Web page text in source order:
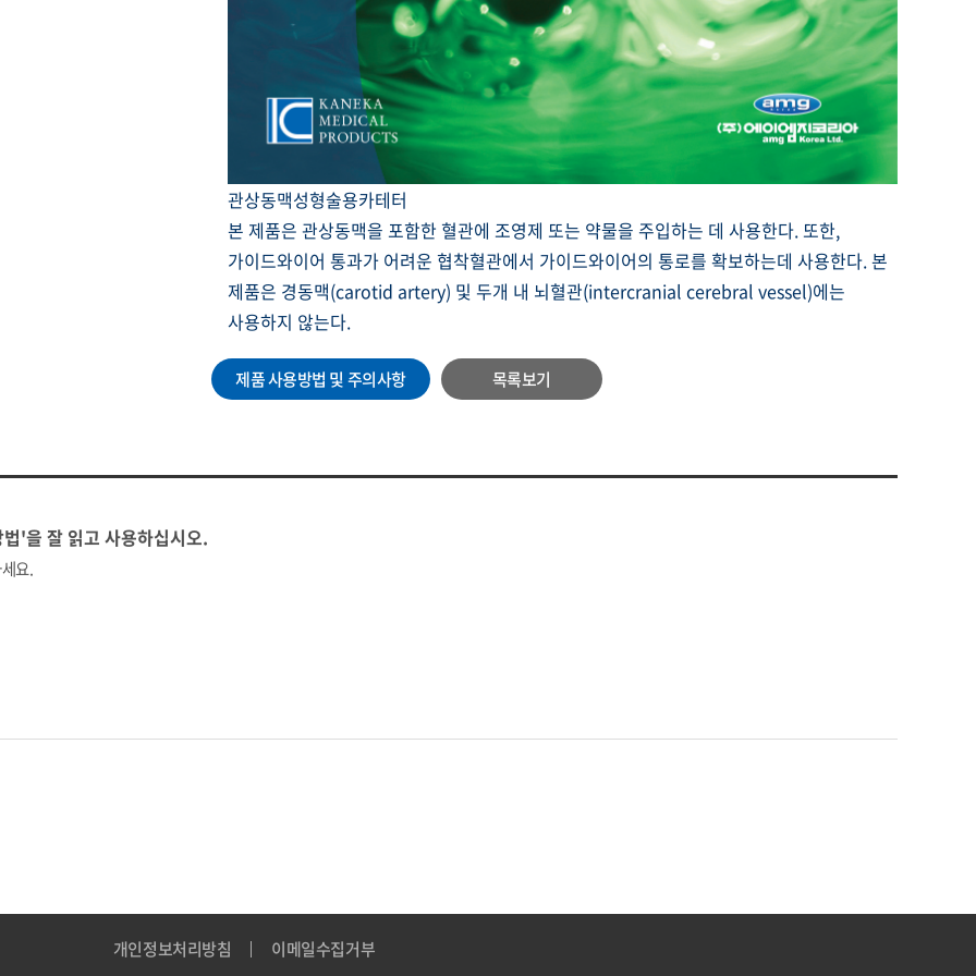
관상동맥성형술용카테터
본 제품은 관상동맥을 포함한 혈관에 조영제 또는 약물을 주입하는 데 사용한다. 또한,
가이드와이어 통과가 어려운 협착혈관에서 가이드와이어의 통로를 확보하는데 사용한다. 본
제품은 경동맥(carotid artery) 및 두개 내 뇌혈관(intercranial cerebral vessel)에는
사용하지 않는다.
제품 사용방법 및 주의사항 목록보기
'을 잘 읽고 사용하십시오.
요.
개인정보처리방침 이메일수집거부